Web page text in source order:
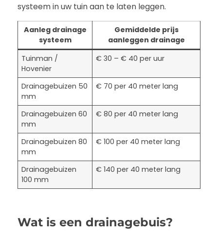
systeem in uw tuin aan te laten leggen.
Aanleg drainage
systeem
Gemiddelde prijs
aanleggen drainage
Tuinman /
Hovenier
€ 30 – € 40 per uur
Drainagebuizen 50
mm
€ 70 per 40 meter lang
Drainagebuizen 60
mm
€ 80 per 40 meter lang
Drainagebuizen 80
mm
€ 100 per 40 meter lang
Drainagebuizen
100 mm
€ 140 per 40 meter lang
Wat is een drainagebuis?